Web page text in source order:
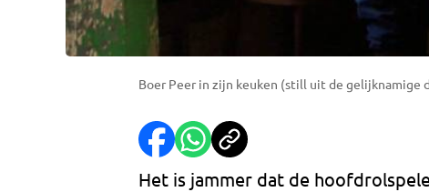
Boer Peer in zijn keuken (still uit de gelijknamige
Het is jammer dat de